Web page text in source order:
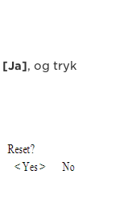
[Ja], og tryk